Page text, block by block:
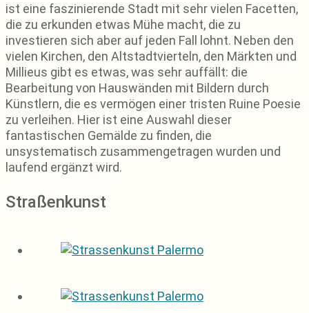
ist eine faszinierende Stadt mit sehr vielen Facetten,
die zu erkunden etwas Mühe macht, die zu
investieren sich aber auf jeden Fall lohnt. Neben den
vielen Kirchen, den Altstadtvierteln, den Märkten und
Millieus gibt es etwas, was sehr auffällt: die
Bearbeitung von Hauswänden mit Bildern durch
Künstlern, die es vermögen einer tristen Ruine Poesie
zu verleihen. Hier ist eine Auswahl dieser
fantastischen Gemälde zu finden, die
unsystematisch zusammengetragen wurden und
laufend ergänzt wird.
Straßenkunst